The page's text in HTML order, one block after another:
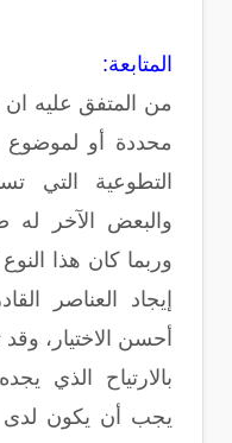
المتابعة:
من المتفق عليه
محددة أو
التطوعية التي
والبعض الآخر له
وربما كان هذا
إيجاد العناصر
أحسن الاختيار،
بالارتياح الذي
يجب أن يكون لدى